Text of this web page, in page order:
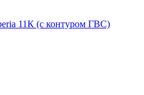
11К (с контуром ГВС)